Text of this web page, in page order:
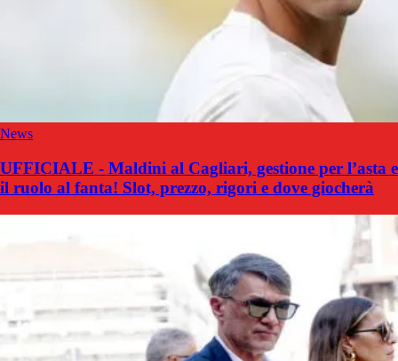
News
UFFICIALE - Maldini al Cagliari, gestione per l’asta e
il ruolo al fanta! Slot, prezzo, rigori e dove giocherà